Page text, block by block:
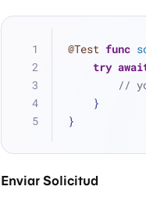
@Test func
try
//
    }
}
Enviar Solicitud